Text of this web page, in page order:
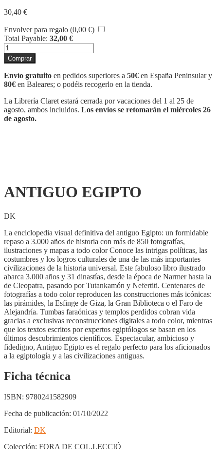
30,40 €
Envolver para regalo (0,00 €)
Total Payable: 32,00 €
ANTIGUO
EGIPTO
cantidad
Comprar
Envío gratuito en pedidos superiores a 50€ en España Peninsular y
80€ en Baleares; o podéis recogerlo en la tienda.
La Librería Claret estará cerrada por vacaciones del 1 al 25 de
agosto, ambos incluidos. Los envíos se retomarán el miércoles 26
de agosto.
ANTIGUO EGIPTO
DK
La enciclopedia visual definitiva del antiguo Egipto: un formidable
repaso a 3.000 años de historia con más de 850 fotografías,
ilustraciones y mapas a todo color Conoce las intrigas políticas, las
costumbres y los logros culturales de una de las más importantes
civilizaciones de la historia universal. Este fabuloso libro ilustrado
abarca 3.000 años y 31 dinastías, desde la época de Narmer hasta la
de Cleopatra, pasando por Tutankamón y Nefertiti. Centenares de
fotografías a todo color reproducen las construcciones más icónicas:
las pirámides, la Esfinge de Giza, la Gran Biblioteca o el Faro de
Alejandría. Tumbas faraónicas y templos perdidos cobran vida
gracias a exclusivas reconstrucciones digitales a todo color, mientras
que los textos escritos por expertos egiptólogos se basan en los
últimos descubrimientos científicos. Espectacular, ambicioso y
fidedigno, Antiguo Egipto es el regalo perfecto para los aficionados
a la egiptología y a las civilizaciones antiguas.
Ficha técnica
ISBN: 9780241582909
Fecha de publicación: 01/10/2022
Editorial: DK
Colección: FORA DE COL.LECCIÓ